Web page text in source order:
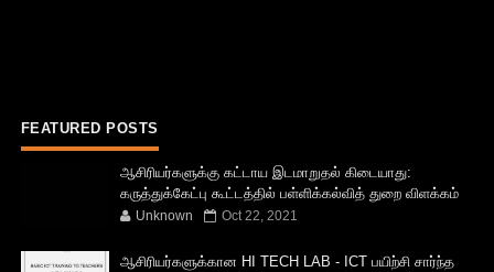
FEATURED POSTS
ஆசிரியர்களுக்கு கட்டாய இடமாறுதல் கிடையாது:
கருத்துக்கேட்பு கூட்டத்தில் பள்ளிக்கல்வித் துறை விளக்கம்
Unknown Oct 22, 2021
ஆசிரியர்களுக்கான HI TECH LAB - ICT பயிற்சி சார்ந்த